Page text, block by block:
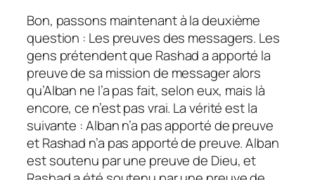
Bon, passons maintenant à la deuxième
question : Les preuves des messagers. Les
gens prétendent que Rashad a apporté la
preuve de sa mission de messager alors
qu’Alban ne l’a pas fait, selon eux, mais là
encore, ce n’est pas vrai. La vérité est la
suivante : Alban n’a pas apporté de preuve
et Rashad n’a pas apporté de preuve. Alban
est soutenu par une preuve de Dieu, et